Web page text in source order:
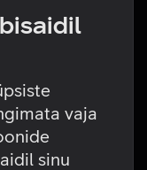
vaja
sinu